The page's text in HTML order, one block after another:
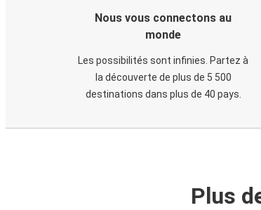
Nous vous connectons au
monde
Les possibilités sont infinies. Partez à
la découverte de plus de 5 500
destinations dans plus de 40 pays.
Plus